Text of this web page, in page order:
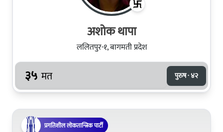
अशोक थापा
ललितपुर-१, बागमती प्रदेश
३५ मत पुरुष · ४२
प्रगतिशील लोकतान्त्रिक पार्टी